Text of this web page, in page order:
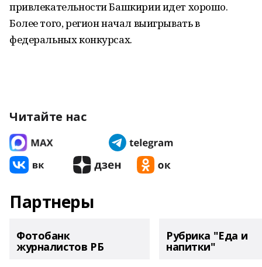
привлекательности Башкирии идет хорошо.
Более того, регион начал выигрывать в
федеральных конкурсах.
Читайте нас
Партнеры
Фотобанк
журналистов РБ
Рубрика "Еда и
напитки"